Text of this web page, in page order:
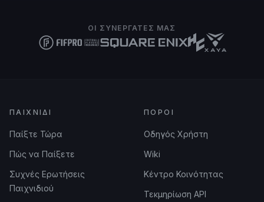
ΟΙ ΣΥΝΕΡΓΆΤΕΣ ΜΑΣ
ΠΑΙΧΝΊΔΙ
Παίξτε Τώρα
Πώς να Παίξετε
Συχνές Ερωτήσεις
Παιχνιδιού
ΠΌΡΟΙ
Οδηγός Χρήστη
Wiki
Κέντρο Κοινότητας
Τεκμηρίωση API